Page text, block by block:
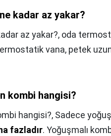
kadar az yakar?
az yakar?, oda
vana, petek
kombi hangisi?
hangisi?, Sadece
fazladır. Yoğuşmalı